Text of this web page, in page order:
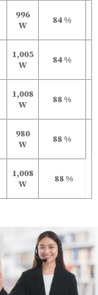
996
W
84 %
1,005
W
84 %
1,008
W
88 %
980
W
88 %
1,008
W
88 %